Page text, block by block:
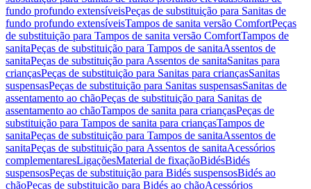
fundo profundo extensíveisPeças de substituição para Sanitas de
fundo profundo extensíveisTampos de sanita versão ComfortPeças
de substituição para Tampos de sanita versão ComfortTampos de
sanitaPeças de substituição para Tampos de sanitaAssentos de
sanitaPeças de substituição para Assentos de sanitaSanitas para
criançasPeças de substituição para Sanitas para criançasSanitas
suspensasPeças de substituição para Sanitas suspensasSanitas de
assentamento ao chãoPeças de substituição para Sanitas de
assentamento ao chãoTampos de sanita para criançasPeças de
substituição para Tampos de sanita para criançasTampos de
sanitaPeças de substituição para Tampos de sanitaAssentos de
sanitaPeças de substituição para Assentos de sanitaAcessórios
complementaresLigaçõesMaterial de fixaçãoBidésBidés
suspensosPeças de substituição para Bidés suspensosBidés ao
chãoPeças de substituição para Bidés ao chãoAcessórios